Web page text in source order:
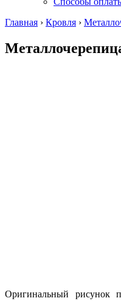
Главная › Кровля ›
Оригинальный рисунок